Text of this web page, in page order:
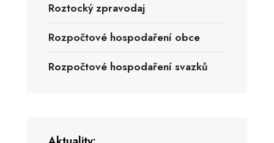
Roztocký zpravodaj
Rozpočtové hospodaření obce
Rozpočtové hospodaření svazků